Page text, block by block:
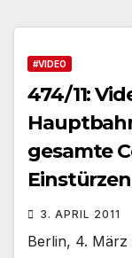
#VIDEO
474/11:
gesamte
Einstürzen
3. APRIL 2011
Berlin, 4. März